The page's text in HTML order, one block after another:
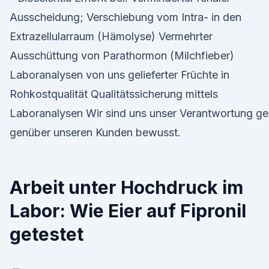
Ausscheidung; Verschiebung vom Intra- in den
Extrazellularraum (Hämolyse) Vermehrter
Ausschüttung von Parathormon (Milchfieber)
Laboranalysen von uns gelieferter Früchte in
Rohkostqualität Qualitätssicherung mittels
Laboranalysen Wir sind uns un­ser Ver­ant­wor­tung
gen­über un­se­ren Kun­den be­wusst.
Arbeit unter Hochdruck im
Labor: Wie Eier auf Fipronil
getestet